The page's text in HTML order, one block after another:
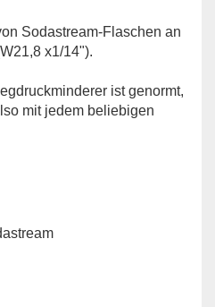
Sodastream-Flaschen an
x1/14").
ist genormt,
mit jedem beliebigen